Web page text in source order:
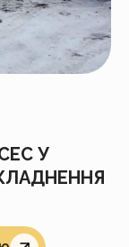
У